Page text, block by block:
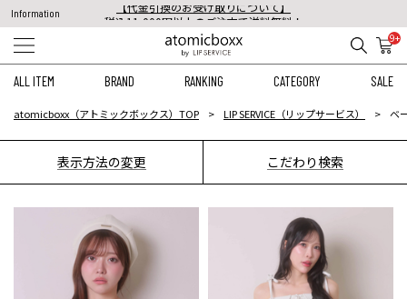
Information
税込11,000円以上のご注文で送料無料！
【重要】予約商品のお支払い方法（代金引換）変更に関するお知らせ
9+
ALL ITEM BRAND RANKING CATEGORY SALE
atomicboxx（アトミックボックス）TOP LIP SERVICE（リップサービス） ベ
表示方法の変更 こだわり検索